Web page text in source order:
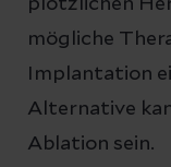
plötzlichen
mögliche
Implantation
Alternative
Ablation sein.